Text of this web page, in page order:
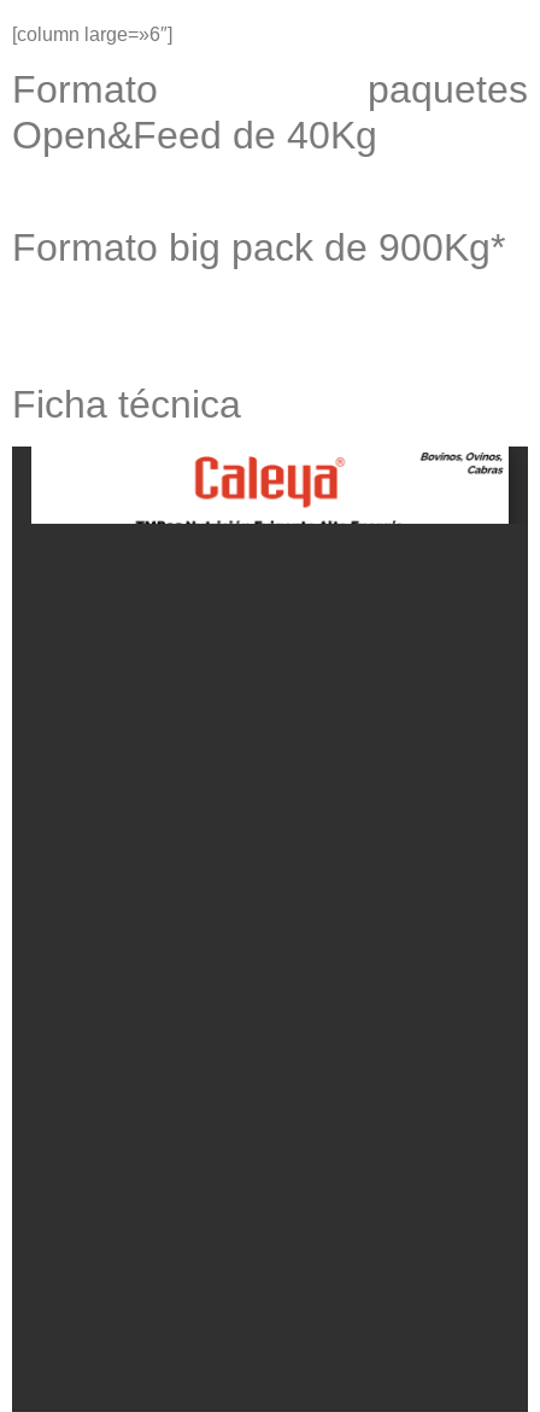
[column large=»6″]
Formato paquetes
Open&Feed de 40Kg
Formato big pack de 900Kg*
Ficha técnica